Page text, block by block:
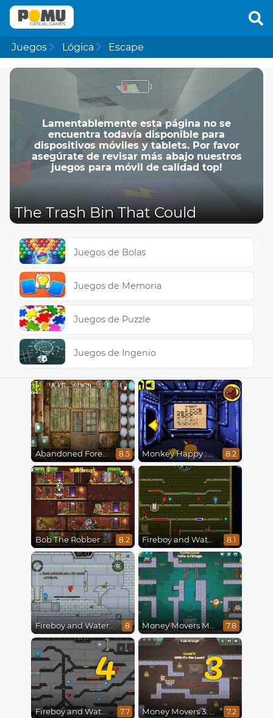
Juegos Lógica Escape
Lamentablemente esta página no se
encuentra todavía disponible para
dispositivos móviles y tablets. Por favor
asegúrate de revisar más abajo nuestros
juegos para móvil de calidad top!
The Trash Bin That Could
Juegos de Bolas
Juegos de Memoria
Juegos de Puzzle
Juegos de Ingenio
Abandoned Forest House 8.5 Monkey Happy : Stage 0112 8.2
Bob The Robber 5 The Temple Adventure 8.2 Fireboy and Watergirl 5 : Elements 8.1
Fireboy and Watergirl in The Ice Temple 8 Money Movers Maker 7.8
4
Fireboy and Watergirl 4 : Crystal Temple 7.7
3
Money Movers 3: Guard Duty 7.2